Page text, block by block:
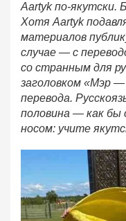
Aartyk по-якутски.
Хотя Aartyk
материалов
случае — с
со странным для
заголовком «Мэр —
перевода.
половина — как бы
носом: учите